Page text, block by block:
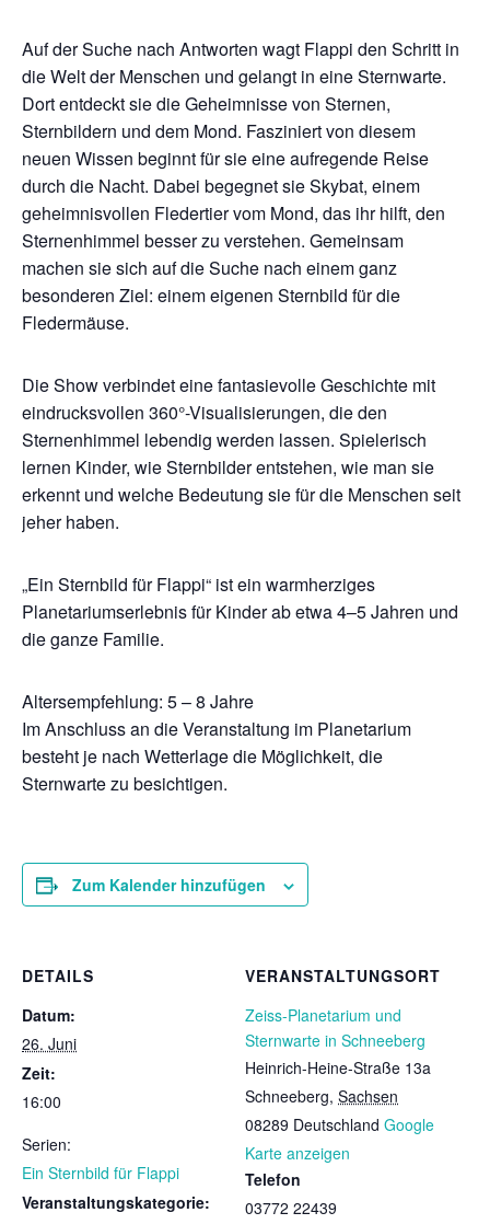
Auf der Suche nach Antworten wagt Flappi den Schritt in
die Welt der Menschen und gelangt in eine Sternwarte.
Dort entdeckt sie die Geheimnisse von Sternen,
Sternbildern und dem Mond. Fasziniert von diesem
neuen Wissen beginnt für sie eine aufregende Reise
durch die Nacht. Dabei begegnet sie Skybat, einem
geheimnisvollen Fledertier vom Mond, das ihr hilft, den
Sternenhimmel besser zu verstehen. Gemeinsam
machen sie sich auf die Suche nach einem ganz
besonderen Ziel: einem eigenen Sternbild für die
Fledermäuse.
Die Show verbindet eine fantasievolle Geschichte mit
eindrucksvollen 360°-Visualisierungen, die den
Sternenhimmel lebendig werden lassen. Spielerisch
lernen Kinder, wie Sternbilder entstehen, wie man sie
erkennt und welche Bedeutung sie für die Menschen seit
jeher haben.
„Ein Sternbild für Flappi“ ist ein warmherziges
Planetariumserlebnis für Kinder ab etwa 4–5 Jahren und
die ganze Familie.
Altersempfehlung: 5 – 8 Jahre
Im Anschluss an die Veranstaltung im Planetarium
besteht je nach Wetterlage die Möglichkeit, die
Sternwarte zu besichtigen.
Zum Kalender hinzufügen
DETAILS
Datum:
26. Juni
Zeit:
16:00
Serien:
Ein Sternbild für Flappi
Veranstaltungskategorie:
VERANSTALTUNGSORT
Zeiss-Planetarium und
Sternwarte in Schneeberg
Heinrich-Heine-Straße 13a
Schneeberg, Sachsen
08289 Deutschland Google
Karte anzeigen
Telefon
03772 22439